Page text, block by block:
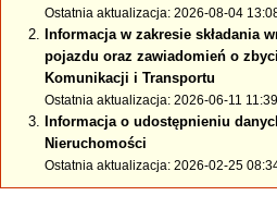
Ostatnia aktualizacja: 2026-08-04
Informacja w zakresie składania
pojazdu oraz zawiadomień o
Komunikacji i Transportu
Ostatnia aktualizacja: 2026-06-11
Informacja o udostępnieniu
Nieruchomości
Ostatnia aktualizacja: 2026-02-25